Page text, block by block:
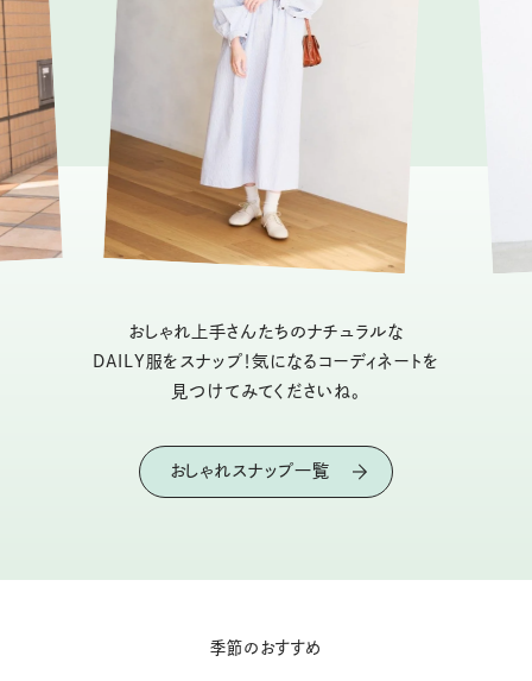
おしゃれ上手さんたちのナチュラルな
DAILY服をスナップ！気になるコーディネートを
見つけてみてくださいね。
おしゃれスナップ一覧
季節のおすすめ